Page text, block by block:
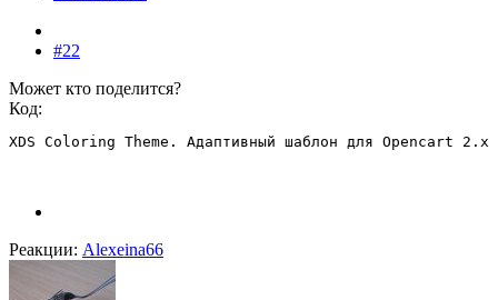
#22
Может кто поделится?
Код:
XDS Coloring Theme. Адаптивный шаблон для Opencart
Реакции: Alexeina66